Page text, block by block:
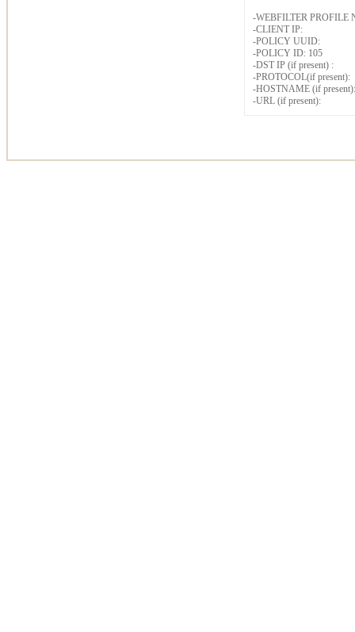
-WEBFILTER PROFILE
-CLIENT IP:
-POLICY UUID:
-POLICY ID: 105
-DST IP (if present) :
-PROTOCOL(if present):
-HOSTNAME (if present):
-URL (if present):